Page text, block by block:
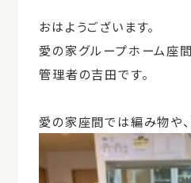
おはようございます。
愛の家グループホーム座間
管理者の吉田です。
愛の家座間では編み物や